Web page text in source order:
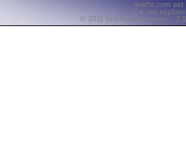
liveffn.com
Ce site
© 2011 liveffn.com version :